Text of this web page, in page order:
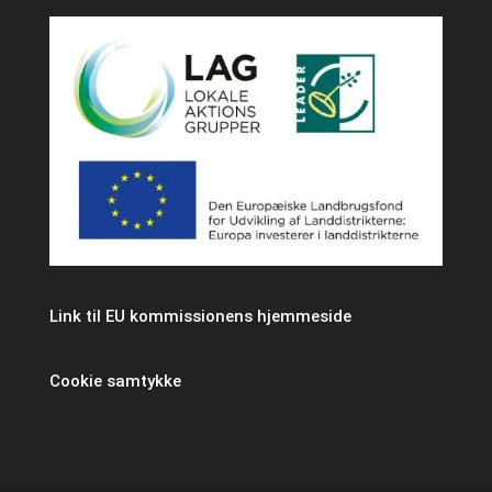
Link til EU kommissionens hjemmeside
Cookie samtykke